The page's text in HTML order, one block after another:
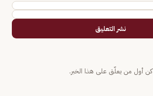
نشر التعليق
كن أول من يعلّق على هذا الخبر.